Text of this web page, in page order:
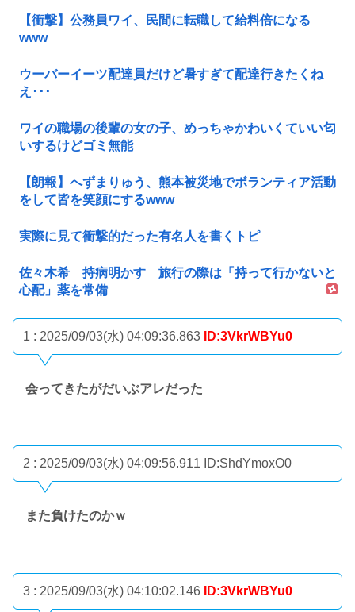
【衝撃】公務員ワイ、民間に転職して給料倍になる
www
ウーバーイーツ配達員だけど暑すぎて配達行きたくね
え･･･
ワイの職場の後輩の女の子、めっちゃかわいくていい匂
いするけどゴミ無能
【朗報】へずまりゅう、熊本被災地でボランティア活動
をして皆を笑顔にするwww
実際に見て衝撃的だった有名人を書くトピ
佐々木希 持病明かす 旅行の際は「持って行かないと
心配」薬を常備
1 : 2025/09/03(水) 04:09:36.863 ID:3VkrWBYu0
会ってきたがだいぶアレだった
2 : 2025/09/03(水) 04:09:56.911 ID:ShdYmoxO0
また負けたのかｗ
3 : 2025/09/03(水) 04:10:02.146 ID:3VkrWBYu0